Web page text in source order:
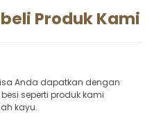
Produk Kami
Anda dapatkan dengan
seperti produk kami
kayu.